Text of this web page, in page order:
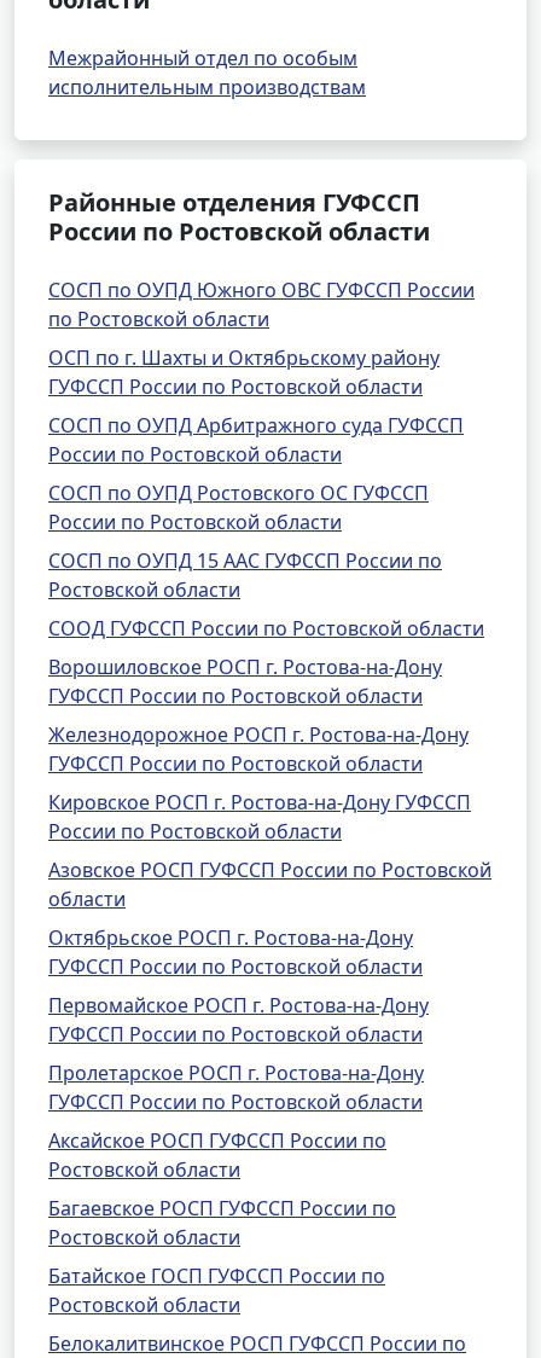
Межрайонный отдел по особым
исполнительным производствам
Районные отделения ГУФССП
России по Ростовской области
СОСП по ОУПД Южного ОВС ГУФССП России
по Ростовской области
ОСП по г. Шахты и Октябрьскому району
ГУФССП России по Ростовской области
СОСП по ОУПД Арбитражного суда ГУФССП
России по Ростовской области
СОСП по ОУПД Ростовского ОС ГУФССП
России по Ростовской области
СОСП по ОУПД 15 ААС ГУФССП России по
Ростовской области
СООД ГУФССП России по Ростовской области
Ворошиловское РОСП г. Ростова-на-Дону
ГУФССП России по Ростовской области
Железнодорожное РОСП г. Ростова-на-Дону
ГУФССП России по Ростовской области
Кировское РОСП г. Ростова-на-Дону ГУФССП
России по Ростовской области
Азовское РОСП ГУФССП России по Ростовской
области
Октябрьское РОСП г. Ростова-на-Дону
ГУФССП России по Ростовской области
Первомайское РОСП г. Ростова-на-Дону
ГУФССП России по Ростовской области
Пролетарское РОСП г. Ростова-на-Дону
ГУФССП России по Ростовской области
Аксайское РОСП ГУФССП России по
Ростовской области
Багаевское РОСП ГУФССП России по
Ростовской области
Батайское ГОСП ГУФССП России по
Ростовской области
Белокалитвинское РОСП ГУФССП России по